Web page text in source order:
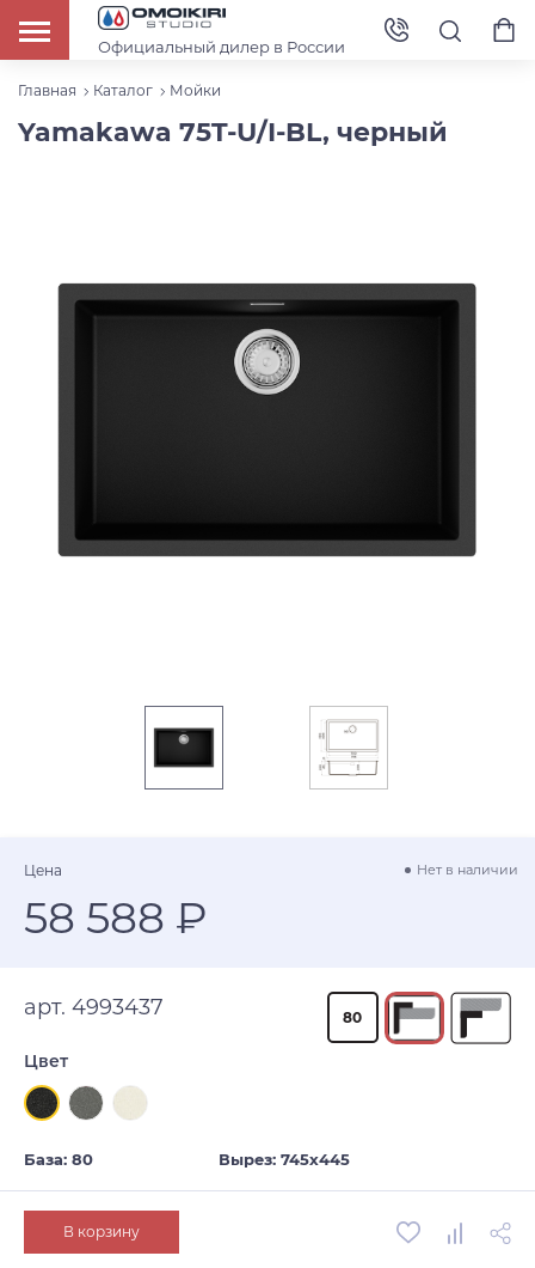
Официальный дилер в России
Главная Каталог Мойки
Yamakawa 75T-U/I-BL, черный
Цена Нет в наличии
58 588 ₽
арт. 4993437 80
Цвет
База: 80 Вырез: 745х445
В корзину